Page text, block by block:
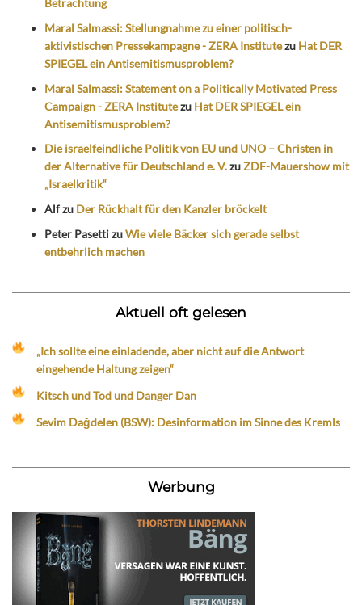
Betrachtung
Maral Salmassi: Stellungnahme zu einer politisch-
aktivistischen Pressekampagne - ZERA Institutezu Hat DER
SPIEGEL ein Antisemitismusproblem?
Maral Salmassi: Statement on a Politically Motivated Press
Campaign - ZERA Institutezu Hat DER SPIEGEL ein
Antisemitismusproblem?
Die israelfeindliche Politik von EU und UNO – Christen in
der Alternative für Deutschland e. V.zuZDF-Mauershow mit
„Israelkritik“
Alfzu Der Rückhalt für den Kanzler bröckelt
Peter PasettizuWie viele Bäcker sich gerade selbst
entbehrlich machen
Aktuell oft gelesen
„Ich sollte eine einladende, aber nicht auf die Antwort
eingehende Haltung zeigen“
Kitsch und Tod und Danger Dan
Sevim Dağdelen (BSW): Desinformation im Sinne des Kremls
Werbung